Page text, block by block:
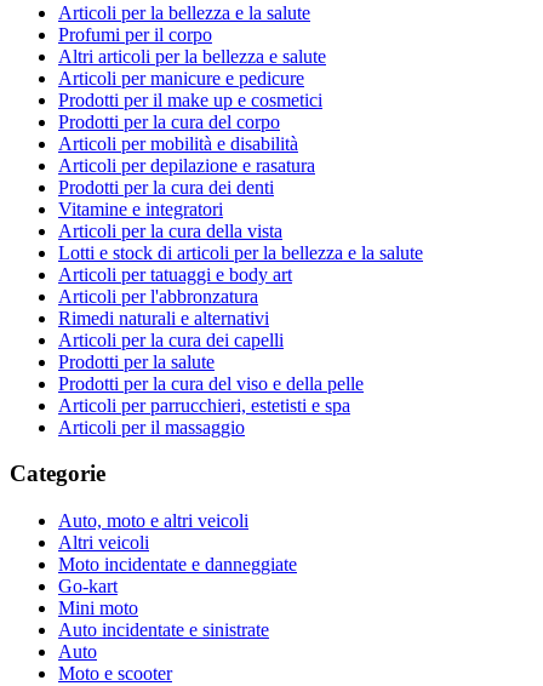
Articoli per la bellezza e la salute
Profumi per il corpo
Altri articoli per la bellezza e salute
Articoli per manicure e pedicure
Prodotti per il make up e cosmetici
Prodotti per la cura del corpo
Articoli per mobilità e disabilità
Articoli per depilazione e rasatura
Prodotti per la cura dei denti
Vitamine e integratori
Articoli per la cura della vista
Lotti e stock di articoli per la bellezza e la salute
Articoli per tatuaggi e body art
Articoli per l'abbronzatura
Rimedi naturali e alternativi
Articoli per la cura dei capelli
Prodotti per la salute
Prodotti per la cura del viso e della pelle
Articoli per parrucchieri, estetisti e spa
Articoli per il massaggio
Categorie
Auto, moto e altri veicoli
Altri veicoli
Moto incidentate e danneggiate
Go-kart
Mini moto
Auto incidentate e sinistrate
Auto
Moto e scooter